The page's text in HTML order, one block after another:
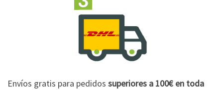
Envíos gratis para pedidos superiores a 100€ en toda